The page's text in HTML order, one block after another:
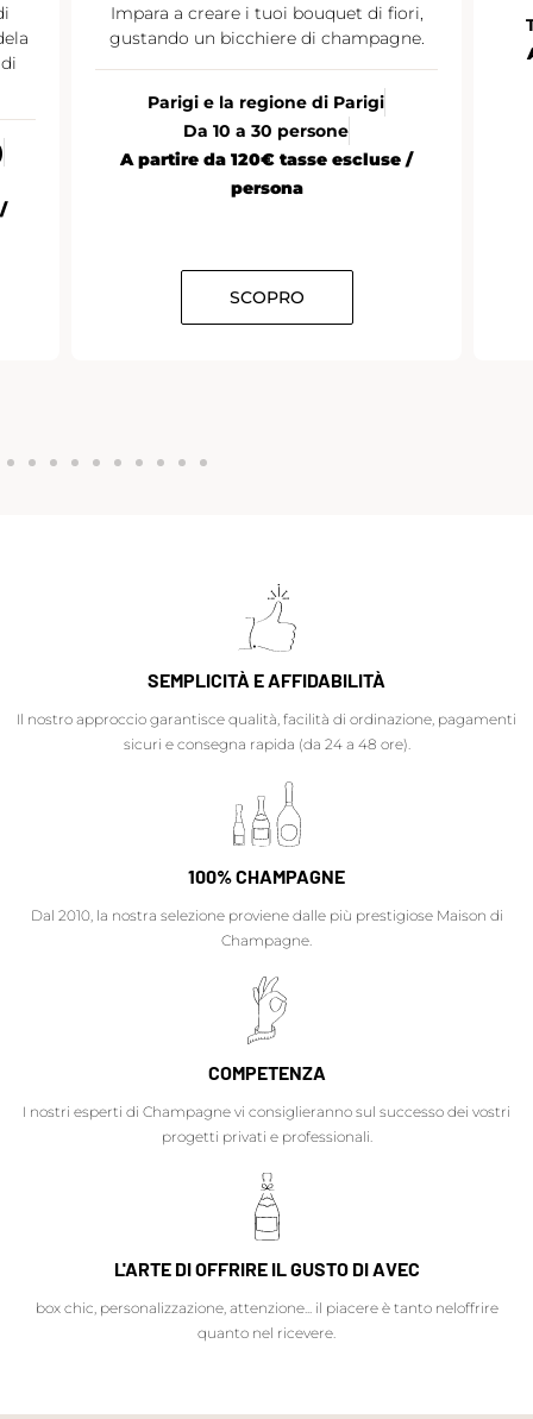
Impara a creare i tuoi bouquet di fiori,
gustando un bicchiere di champagne.
Parigi e la regione di Parigi
Da 10 a 30 persone
A partire da 120€ tasse escluse /
persona
SCOPRO
SEMPLICITÀ E AFFIDABILITÀ
Il nostro approccio garantisce qualità, facilità di ordinazione, pagamenti
sicuri e consegna rapida (da 24 a 48 ore).
100% CHAMPAGNE
Dal 2010, la nostra selezione proviene dalle più prestigiose Maison di
Champagne.
COMPETENZA
I nostri esperti di Champagne vi consiglieranno sul successo dei vostri
progetti privati e professionali.
L'ARTE DI OFFRIRE IL GUSTO DI AVEC
box chic, personalizzazione, attenzione... il piacere è tanto neloffrire
quanto nel ricevere.